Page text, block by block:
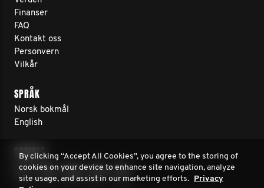
Finanser
FAQ
Kontakt oss
Personvern
Vilkår
SPRÅK
Norsk bokmål
English
SOSIALT
By clicking “Accept All Cookies”, you agree to the storing of
cookies on your device to enhance site navigation, analyze
site usage, and assist in our marketing efforts. Privacy